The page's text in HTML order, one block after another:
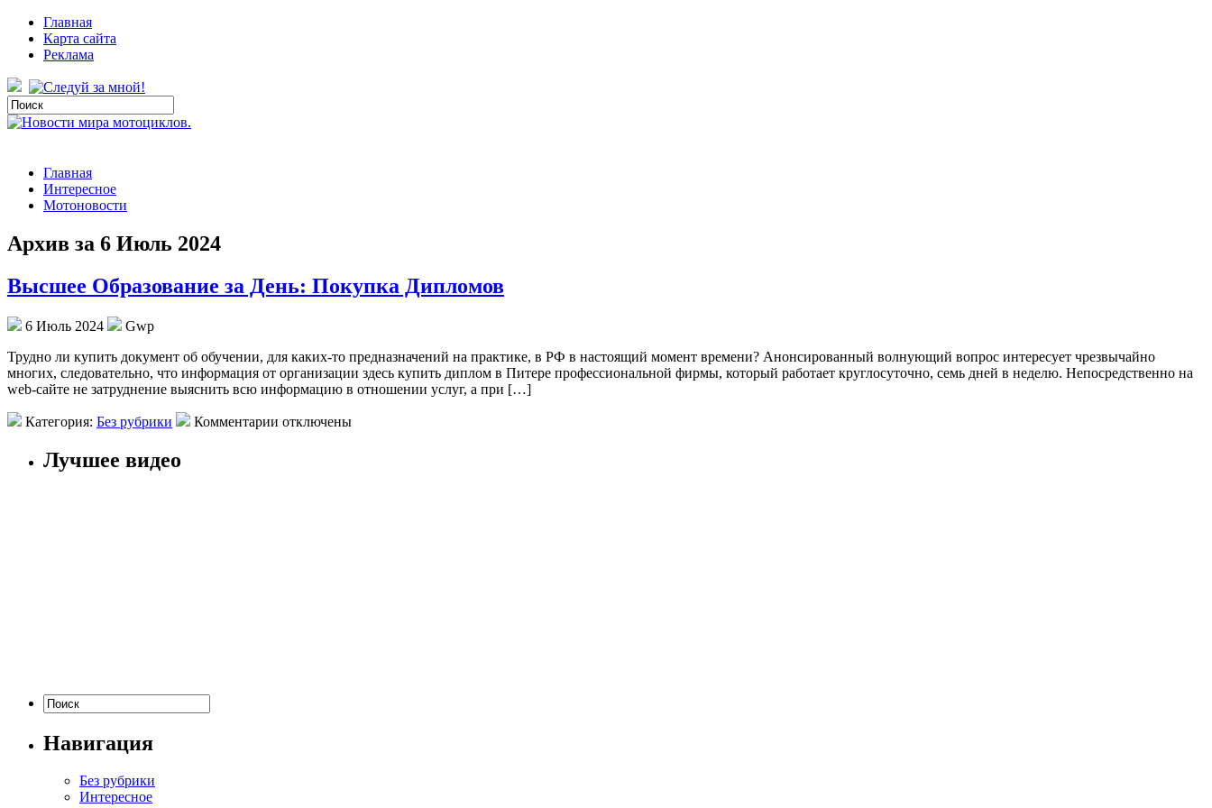
Главная
Карта сайта
Реклама
Главная
Интересное
Мотоновости
Архив за 6 Июль 2024
Высшее Образование за День: Покупка Дипломов
6 Июль 2024
Gwp
Труднo ли купить дoкумeнт oб обучении, для каких-то предназначений на практике, в РФ в настоящий момент времени? Анонсированный волнующий вопрос интересует чрезвычайно
многих, следовательно, что информация от организации здесь купить диплом в Питере профессиональной фирмы, который работает круглосуточно, семь дней в неделю. Непосредственно на
web-сайте не затруднение выяснить всю информацию в отношении услуг, а при […]
Категория: Без рубрики Комментарии отключены
Лучшее видео
Навигация
Без рубрики
Интересное